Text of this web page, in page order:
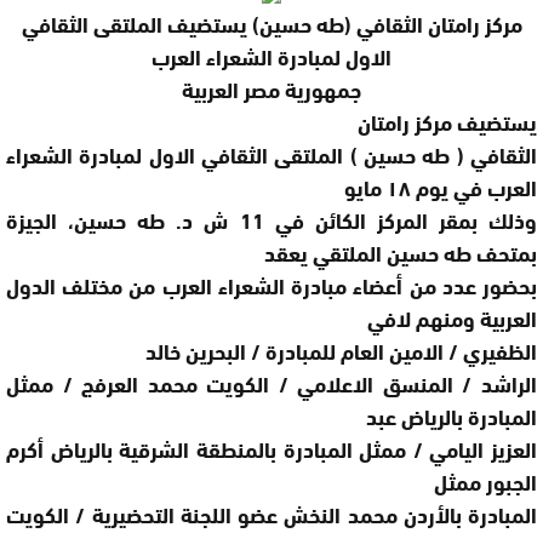
مركز رامتان الثقافي (طه حسين) يستضيف الملتقى الثقافي
الاول لمبادرة الشعراء العرب
جمهورية مصر العربية
يستضيف مركز رامتان
الثقافي ( طه حسين ) الملتقى الثقافي الاول لمبادرة الشعراء
العرب في يوم ١٨ مايو
وذلك بمقر المركز الكائن في 11 ش د. طه حسين، الجيزة
بمتحف طه حسين الملتقي يعقد
بحضور عدد من أعضاء مبادرة الشعراء العرب من مختلف الدول
العربية ومنهم لافي
الظفيري / الامين العام للمبادرة / البحرين خالد
الراشد / المنسق الاعلامي / الكويت محمد العرفج / ممثل
المبادرة بالرياض عبد
العزيز اليامي / ممثل المبادرة بالمنطقة الشرقية بالرياض أكرم
الجبور ممثل
المبادرة بالأردن محمد النخش عضو اللجنة التحضيرية / الكويت